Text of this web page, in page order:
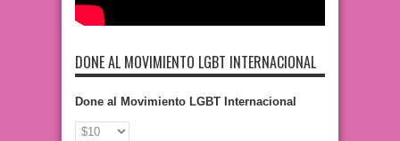
DONE AL MOVIMIENTO LGBT INTERNACIONAL
Done al Movimiento LGBT Internacional